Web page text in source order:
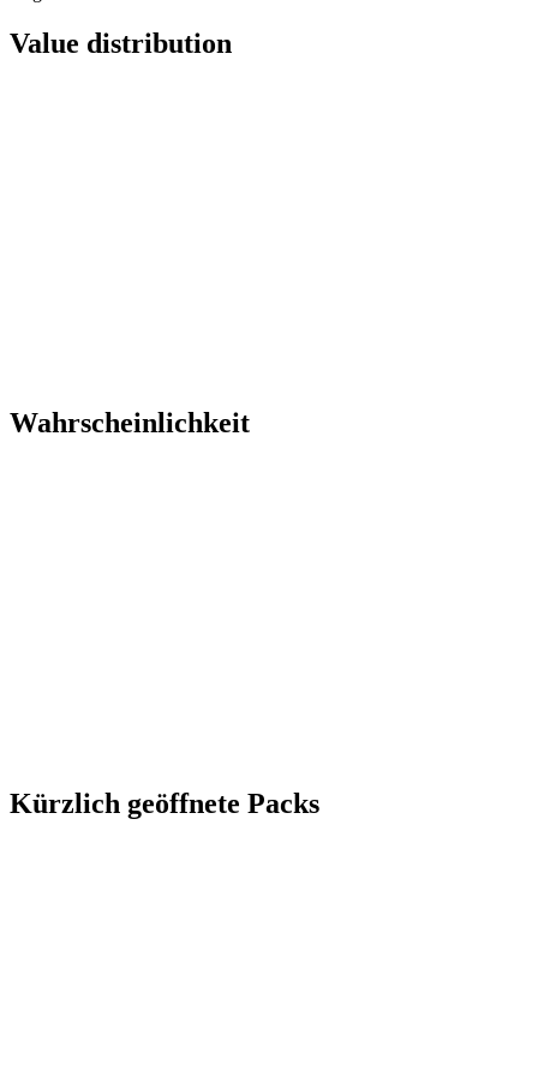
Value distribution
Wahrscheinlichkeit
Kürzlich geöffnete Packs